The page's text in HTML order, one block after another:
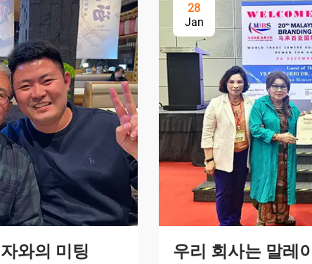
와의 미팅
28
Jan
우리 회사는 말레